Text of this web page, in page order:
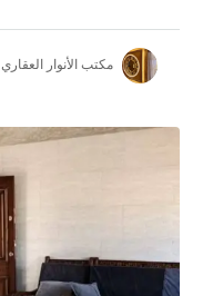
مكتب الأنوار العقاري